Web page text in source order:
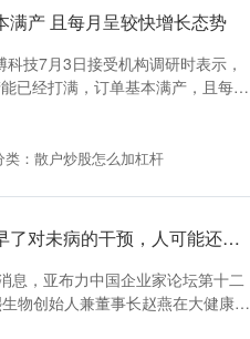
满产 且每月呈较快增长态势
技7月3日接受机构调研时表示，
已经打满，订单基本满产，且每月
类：散户炒股怎么加杠杆
卓信宝 华熙生物赵燕：人工智能提早了对未病的干预，人可能还会逆生长
息，亚布力中国企业家论坛第十二
物创始人兼董事长赵燕在大健康论